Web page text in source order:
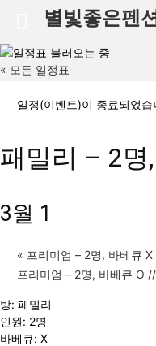
별빛좋은펜
« 모든 일정표
일정(이벤트)이 종료되었습
패밀리 – 2명
3월 1
« 프리미엄 – 2명, 바베큐
프리미엄 – 2명, 바베큐 O
방: 패밀리
인원: 2명
바베큐: X